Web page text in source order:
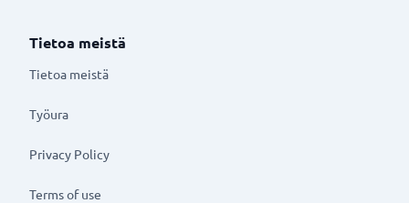
Tietoa meistä
Tietoa meistä
Työura
Privacy Policy
Terms of use